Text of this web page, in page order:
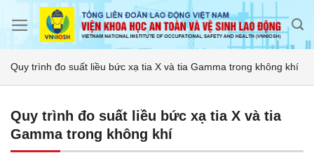
Quy trình đo suất liều bức xạ tia X và tia Gamma trong không khí
Quy trình đo suất liều bức xạ tia X và tia
Gamma trong không khí